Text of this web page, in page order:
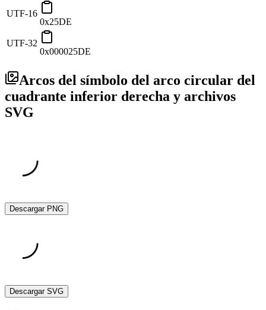
UTF-16
0x25DE
UTF-32
0x000025DE
Arcos del símbolo del arco circular del
cuadrante inferior derecha y archivos
SVG
Descargar PNG
Descargar SVG